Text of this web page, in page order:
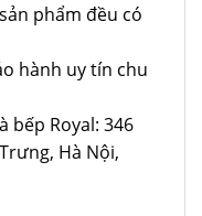
phẩm đều có
hành uy tín chu
bếp Royal: 346
Hà Nội,